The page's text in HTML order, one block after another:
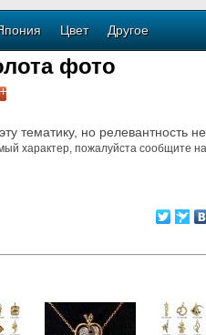
Цвет Другое
фото
тематику, но релевантность
характер, пожалуйста сообщите